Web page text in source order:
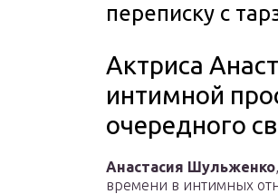
переписку с
Актриса
интимной
очередного
Анастасия Шульженко
времени в интимных